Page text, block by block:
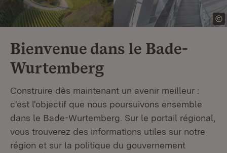
Bienvenue dans le Bade-
Wurtemberg
Construire dès maintenant un avenir meilleur :
c'est l'objectif que nous poursuivons ensemble
dans le Bade-Wurtemberg. Sur le portail régional,
vous trouverez des informations utiles sur notre
région et sur la politique du gouvernement